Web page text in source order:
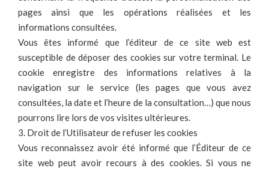
pages ainsi que les opérations réalisées et les
informations consultées.
Vous êtes informé que l’éditeur de ce site web est
susceptible de déposer des cookies sur votre terminal. Le
cookie enregistre des informations relatives à la
navigation sur le service (les pages que vous avez
consultées, la date et l’heure de la consultation…) que nous
pourrons lire lors de vos visites ultérieures.
3. Droit de l’Utilisateur de refuser les cookies
Vous reconnaissez avoir été informé que l’Éditeur de ce
site web peut avoir recours à des cookies. Si vous ne